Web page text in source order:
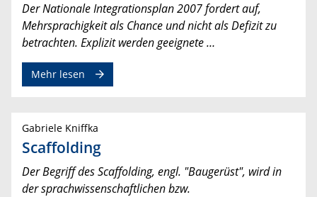
Der Nationale Integrationsplan 2007 fordert auf,
Mehrsprachigkeit als Chance und nicht als Defizit zu
betrachten. Explizit werden geeignete …
Mehr lesen
Gabriele Kniffka
Scaffolding
Der Begriff des Scaffolding, engl. "Baugerüst", wird in
der sprachwissenschaftlichen bzw.